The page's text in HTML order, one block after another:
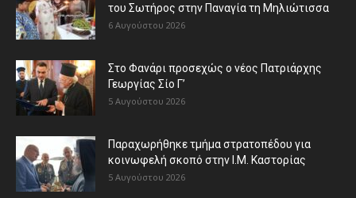
του Σωτήρος στην Παναγία τη Μηλιώτισσα
6 Αυγούστου 2026
Στο Φανάρι προσεχώς ο νέος Πατριάρχης
Γεωργίας Σίο Γ’
5 Αυγούστου 2026
Παραχωρήθηκε τμήμα στρατοπέδου για
κοινωφελή σκοπό στην Ι.Μ. Καστορίας
5 Αυγούστου 2026